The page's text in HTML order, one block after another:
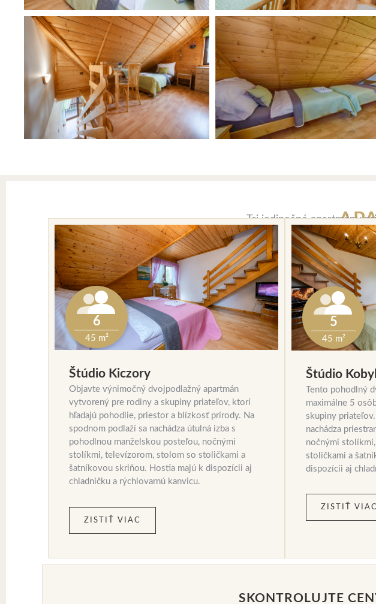
Tri jedinečné apartmány
6
45 m²
Štúdio Kiczory
Objavte výnimočný dvojpodlažný apartmán
vytvorený pre rodiny a skupiny priateľov, ktorí
hľadajú pohodlie, priestor a blízkosť prírody. Na
spodnom podlaží sa nachádza útulná izba s
pohodlnou manželskou posteľou, nočnými
stolíkmi, televízorom, stolom so stoličkami a
šatníkovou skriňou. Hostia majú k dispozícii aj
chladničku a rýchlovarnú kanvicu.
ZISTIŤ VIAC
5
45 m²
Štúdio
Tento pohodlný
maximálne 5
skupiny
nachádza
nočnými
stoličkami a
dispozícii aj
ZISTIŤ VIAC
SKONTROLUJTE